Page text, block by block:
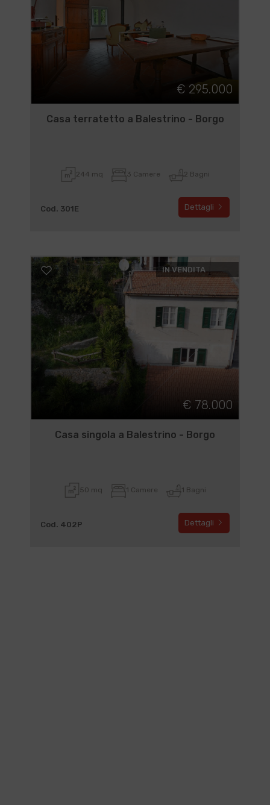
€ 295.000
Casa terratetto a Balestrino - Borgo
244 mq 3 Camere 2 Bagni
Cod. 301E Dettagli
IN VENDITA
€ 78.000
Casa singola a Balestrino - Borgo
50 mq 1 Camere 1 Bagni
Cod. 402P Dettagli